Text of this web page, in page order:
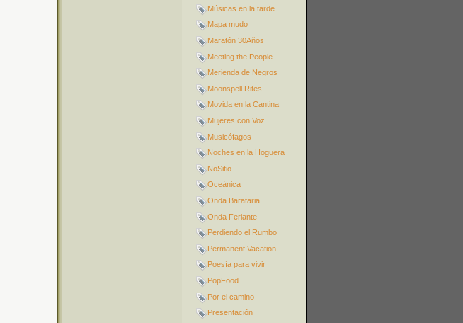
Músicas en la tarde
Mapa mudo
Maratón 30Años
Meeting the People
Merienda de Negros
Moonspell Rites
Movida en la Cantina
Mujeres con Voz
Musicófagos
Noches en la Hoguera
NoSitio
Oceánica
Onda Barataria
Onda Feriante
Perdiendo el Rumbo
Permanent Vacation
Poesía para vivir
PopFood
Por el camino
Presentación